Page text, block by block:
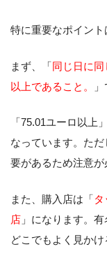
特に重要なポイント
まず、「同じ日に
以上であること。
「75.01ユーロ以上
なっています。た
要があるため注意が
また、購入店は「
店 」になります。
どこでもよく見かけ